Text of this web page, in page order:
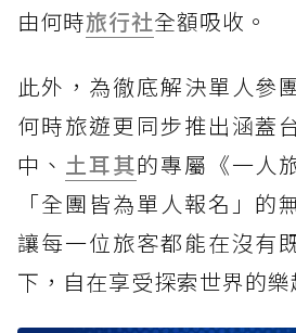
由何時旅行社全額吸收。
此外，為徹底解決單人參
何時旅遊更同步推出涵蓋
中、 土耳其的專屬《一人
「全團皆為單人報名」的
讓每一位旅客都能在沒有
下，自在享受探索世界的樂